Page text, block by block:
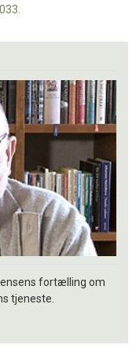
fortælling om
tjeneste.